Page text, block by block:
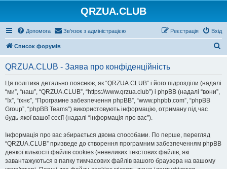
QRZUA.CLUB
Допомога Зв'язок з адміністрацією Вхід
Реєстрація
Список форумів
QRZUA.CLUB - Заява про конфіденційність
Ця політика детально пояснює, як “QRZUA.CLUB” і його підрозділи (надалі
“ми”, “наш”, “QRZUA.CLUB”, “https://www.qrzua.club”) і phpBB (надалі “вони”,
“їх”, “їхнє”, “Програмне забезпечення phpBB”, “www.phpbb.com”, “phpBB
Group”, “phpBB Teams”) використовують інформацію, отриману під час
будь-якої вашої сесії (надалі “інформація про вас”).
Інформація про вас збирається двома способами. По перше, перегляд
“QRZUA.CLUB” призведе до створення програмним забезпеченням phpBB
деякої кількості файлів cookies (невеликих текстових файлів, які
завантажуються в папку тимчасових файлів вашого браузера на вашому